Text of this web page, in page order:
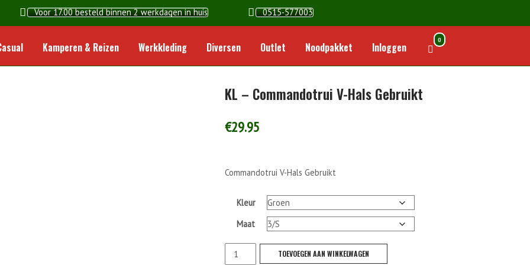
Voor 17.00 besteld binnen 2 werkdagen in huis 0515-577003
Home
Kamperen & Reizen Werkkleding Diversen Outlet Noodpakket Inloggen
Winkelwagen
0
KL – Commandotrui V-Hals Gebruikt
€29.95
Commandotrui V-Hals Gebruikt
Kleur
Maat
TOEVOEGEN AAN WINKELWAGEN